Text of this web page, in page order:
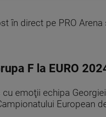
în direct pe PRO Arena
F la EURO
emoţii echipa
European